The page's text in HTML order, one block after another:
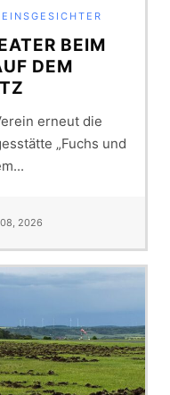
BEIM
DEM
erneut die
„Fuchs und
2026